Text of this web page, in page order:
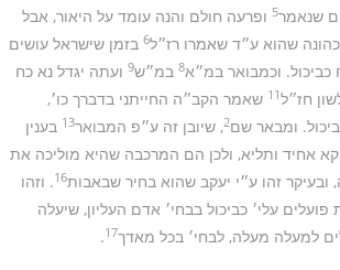
שנאמר5 ופרעה חולם והנה עומד על היאור, אבל
שהוא ע״ד שאמרו רז״ל6 בזמן שישראל עושים
וכמבואר במ״א8 במ״ש9 ועתה יגדל נא כח
חז״ל11 שאמר הקב״ה החייתני בדברך כו׳,
ומבאר שם2, שיובן זה ע״פ המבואר13 בענין
אחיד ותליא, ולכן הם המרכבה שהיא מוליכה את
זהו ע״י יעקב שהוא בחיר שבאבות16. וזהו
עלי׳ כביכול בבחי׳ אדם העליון, שיעלה
למעלה מעלה, לבחי׳ בכל מאדך17
.